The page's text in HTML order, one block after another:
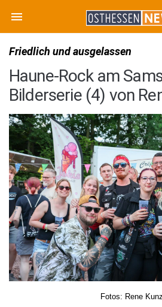
Friedlich und ausgelassen
Haune-Rock am
Bilderserie (4) von
Fotos: Rene